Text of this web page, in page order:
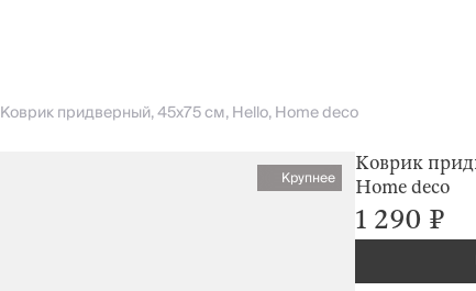
Коврик придверный, 45х75 см, Hello, Home deco
Крупнее
Коврик
Home deco
1 290 ₽